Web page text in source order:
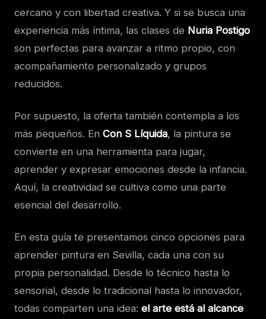
cercano y con libertad creativa. Y si se busca una
experiencia más íntima, las clases de Nuria Postigo
son perfectas para avanzar a ritmo propio, con
acompañamiento personalizado y grupos
reducidos.
Por supuesto, la oferta también contempla a los
más pequeños. En Con S Líquida, la pintura se
convierte en una herramienta para jugar,
aprender y expresar emociones desde la infancia.
Aquí, la creatividad se cultiva como una parte
esencial del desarrollo.
En esta guía te presentamos cinco opciones para
aprender pintura en Sevilla, cada una con su
propia personalidad. Desde lo técnico hasta lo
sensorial, desde lo tradicional hasta lo innovador,
todas comparten una idea: el arte está al alcance